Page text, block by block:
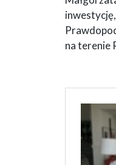
na terenie